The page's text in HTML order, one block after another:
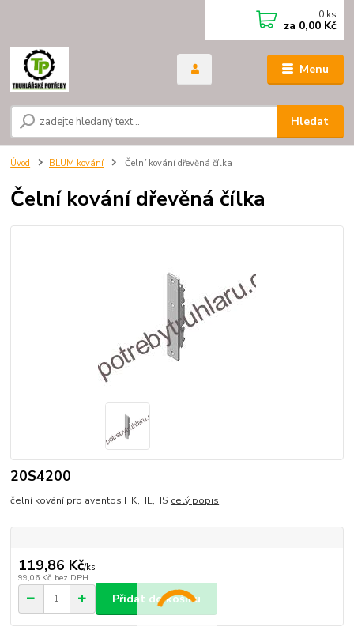
Menu
Hledat
0 ks
za 0,00 Kč
Úvod BLUM kování Čelní kování dřevěná čílka
Čelní kování dřevěná čílka
20S4200
čelní kování pro aventos HK,HL,HS celý popis
119,86 Kč/ks
99,06 Kč bez DPH
Přidat do košíku